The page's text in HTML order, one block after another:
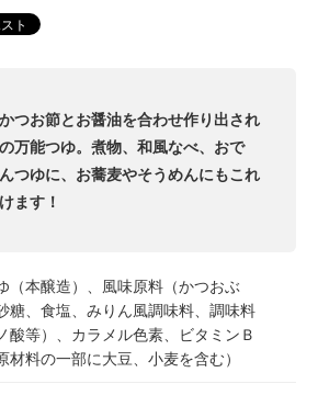
つお節とお醤油を合わせ作り出され
万能つゆ。煮物、和風なべ、おで
つゆに、お蕎麦やそうめんにもこれ
ます！
（本醸造）、風味原料（かつおぶ
糖、食塩、みりん風調味料、調味料
酸等）、カラメル色素、ビタミンＢ
材料の一部に大豆、小麦を含む）